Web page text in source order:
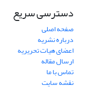
دسترسی سریع
صفحه اصلی
درباره نشریه
اعضای هیات تحریریه
ارسال مقاله
تماس با ما
نقشه سایت